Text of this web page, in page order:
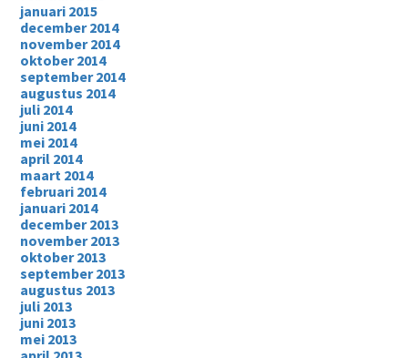
januari 2015
december 2014
november 2014
oktober 2014
september 2014
augustus 2014
juli 2014
juni 2014
mei 2014
april 2014
maart 2014
februari 2014
januari 2014
december 2013
november 2013
oktober 2013
september 2013
augustus 2013
juli 2013
juni 2013
mei 2013